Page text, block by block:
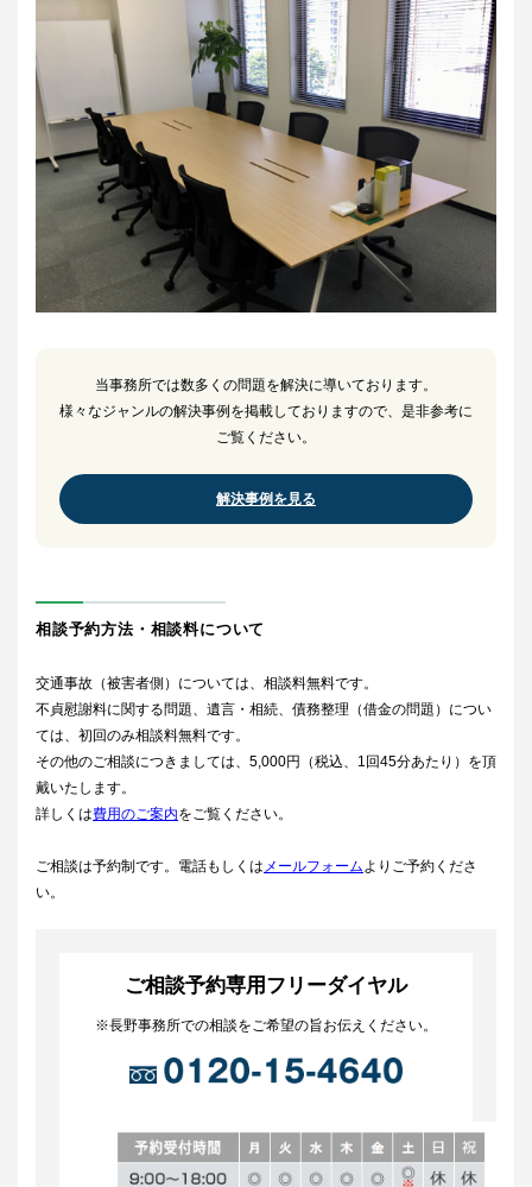
当事務所では数多くの問題を解決に導いております。
様々なジャンルの解決事例を掲載しておりますので、是非参考に
ご覧ください。
解決事例を見る
相談予約方法・相談料について
交通事故（被害者側）については、相談料無料です。
不貞慰謝料に関する問題、遺言・相続、債務整理（借金の問題）につい
ては、初回のみ相談料無料です。
その他のご相談につきましては、5,000円（税込、1回45分あたり）を頂
戴いたします。
詳しくは費用のご案内をご覧ください。
ご相談は予約制です。電話もしくは メールフォームよりご予約くださ
い。
ご相談予約専用フリーダイヤル
※長野事務所での相談をご希望の旨お伝えください。